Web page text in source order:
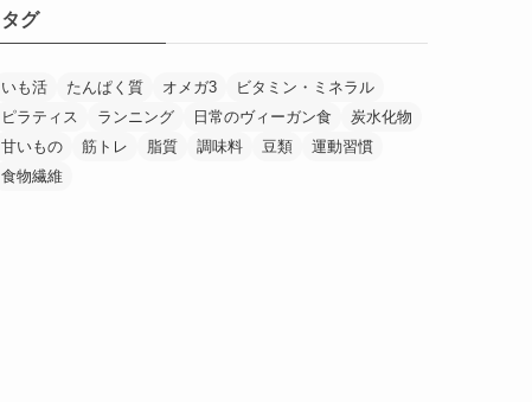
タグ
いも活 たんぱく質 オメガ3
ビタミン・ミネラル
ピラティス
ランニング 日常のヴィーガン食
炭水化物
甘いもの
筋トレ 脂質 調味料 豆類
運動習慣
食物繊維